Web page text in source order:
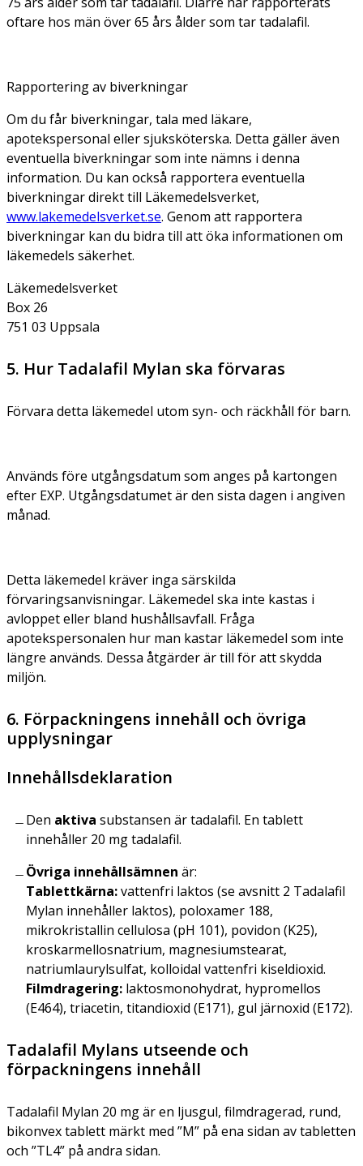
oftare hos män över 65 års ålder som tar tadalafil.
Rapportering av biverkningar
Om du får biverkningar, tala med läkare,
apotekspersonal eller sjuksköterska. Detta gäller även
eventuella biverkningar som inte nämns i denna
information. Du kan också rapportera eventuella
biverkningar direkt till Läkemedelsverket,
www.lakemedelsverket.se. Genom att rapportera
biverkningar kan du bidra till att öka informationen om
läkemedels säkerhet.
Läkemedelsverket
Box 26
751 03 Uppsala
5. Hur Tadalafil Mylan ska förvaras
Förvara detta läkemedel utom syn- och räckhåll för barn.
Används före utgångsdatum som anges på kartongen
efter EXP. Utgångsdatumet är den sista dagen i angiven
månad.
Detta läkemedel kräver inga särskilda
förvaringsanvisningar. Läkemedel ska inte kastas i
avloppet eller bland hushållsavfall. Fråga
apotekspersonalen hur man kastar läkemedel som inte
längre används. Dessa åtgärder är till för att skydda
miljön.
6. Förpackningens innehåll och övriga
upplysningar
Innehållsdeklaration
Den aktiva substansen är tadalafil. En tablett
innehåller 20 mg tadalafil.
Övriga innehållsämnen är:
Tablettkärna:vattenfri laktos (se avsnitt 2 Tadalafil
Mylan innehåller laktos), poloxamer 188,
mikrokristallin cellulosa (pH 101), povidon (K25),
kroskarmellosnatrium, magnesiumstearat,
natriumlaurylsulfat, kolloidal vattenfri kiseldioxid.
Filmdragering: laktosmonohydrat, hypromellos
(E464), triacetin, titandioxid (E171), gul järnoxid (E172).
Tadalafil Mylans utseende och
förpackningens innehåll
Tadalafil Mylan 20 mg är en ljusgul, filmdragerad, rund,
bikonvex tablett märkt med ”M” på ena sidan av tabletten
och ”TL4” på andra sidan.